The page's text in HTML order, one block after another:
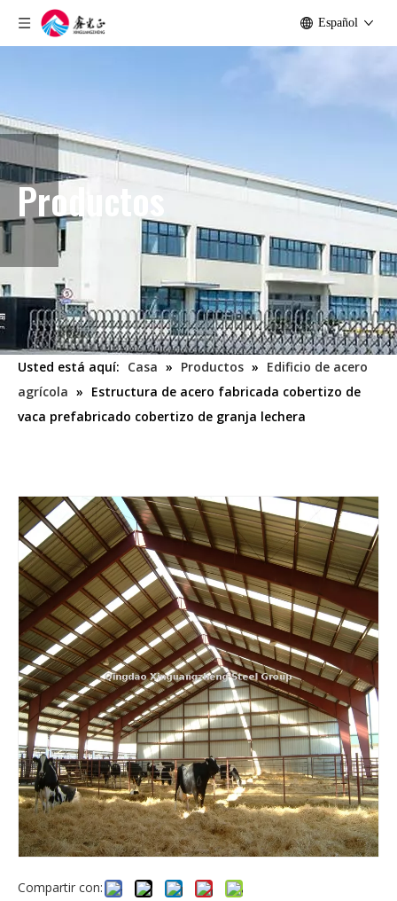
Español
Productos
Usted está aquí: Casa » Productos » Edificio de acero
agrícola » Estructura de acero fabricada cobertizo de
vaca prefabricado cobertizo de granja lechera
Compartir con: